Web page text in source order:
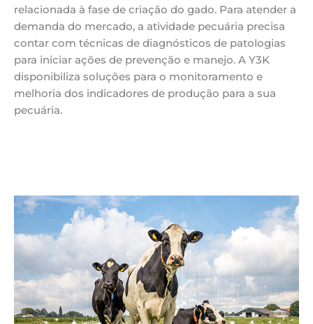
relacionada à fase de criação do gado. Para atender a
demanda do mercado, a atividade pecuária precisa
contar com técnicas de diagnósticos de patologias
para iniciar ações de prevenção e manejo. A Y3K
disponibiliza soluções para o monitoramento e
melhoria dos indicadores de produção para a sua
pecuária.